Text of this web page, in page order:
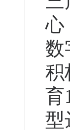
心
数
积
育
型